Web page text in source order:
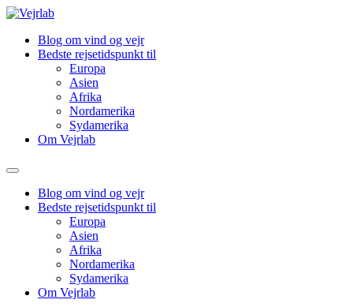
Blog om vind og vejr
Bedste rejsetidspunkt til
Europa
Asien
Afrika
Nordamerika
Sydamerika
Om Vejrlab
Blog om vind og vejr
Bedste rejsetidspunkt til
Europa
Asien
Afrika
Nordamerika
Sydamerika
Om Vejrlab